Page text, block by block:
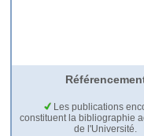
Les publications
constituent la bibliographie
de l'Université.